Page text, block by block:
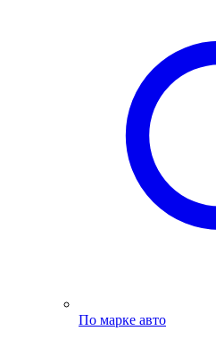
По марке авто